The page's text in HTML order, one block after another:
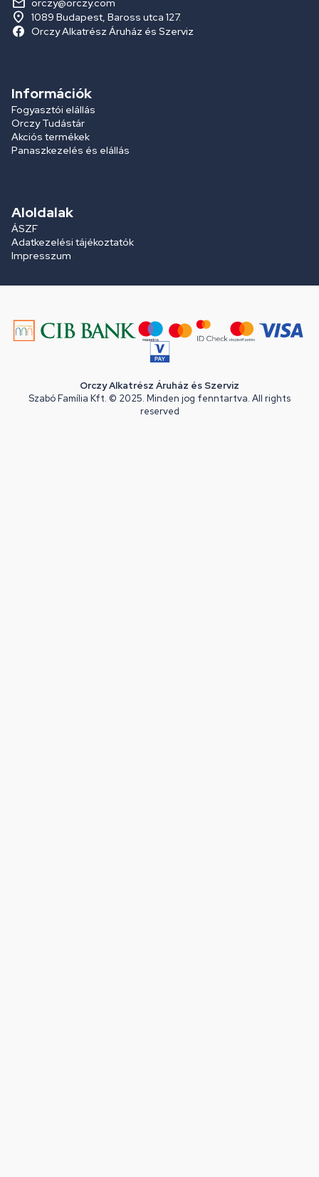
1089 Budapest, Baross utca 127.
Orczy Alkatrész Áruház és Szerviz
Információk
Fogyasztói elállás
Orczy Tudástár
Akciós termékek
Panaszkezelés és elállás
Aloldalak
ÁSZF
Adatkezelési tájékoztatók
Impresszum
Orczy Alkatrész Áruház és Szerviz
Szabó Família Kft. © 2025. Minden jog fenntartva. All rights
reserved